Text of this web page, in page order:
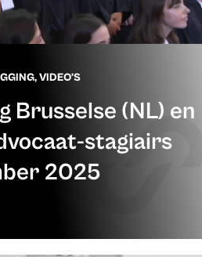
,VIDEO'S
Brusselse (NL) en
stagiairs
2025